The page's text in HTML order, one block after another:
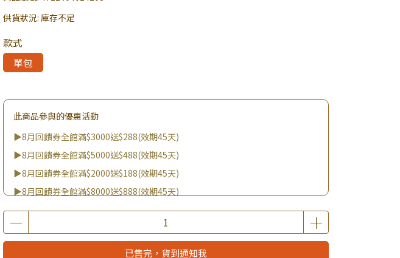
供貨狀況: 庫存不足
款式
單包
此商品參與的優惠活動
▶8月回饋券全館滿$3000送$288(效期45天)
▶8月回饋券全館滿$5000送$488(效期45天)
▶8月回饋券全館滿$2000送$188(效期45天)
▶8月回饋券全館滿$8000送$888(效期45天)
▶8/8王國雙饗日 全館9折
▶消費滿999｜享超值價$299加購BIO UP面膜
▶全館不限消費金額｜享超值價$19起 加購自然主義嚐鮮試吃組！
已售完，貨到通知我